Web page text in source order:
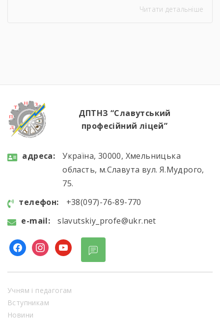
Кондитер». За кожною стравою, кожним
Вітаємо майбутніх кухарів і кондитерів із […]
Читати детальніше
ДПТНЗ “Славутський
професійний ліцей”
aдресa:
Україна, 30000, Хмельницька
область, м.Славута вул. Я.Мудрого,
75.
телефон:
+38(097)-76-89-770
e-mail:
slavutskiy_profe@ukr.net
Учням і педагогам
Вступникам
Новини